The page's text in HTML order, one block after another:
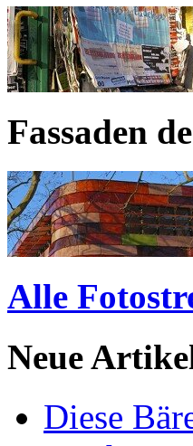
Fassaden
Alle
Neue
Diese